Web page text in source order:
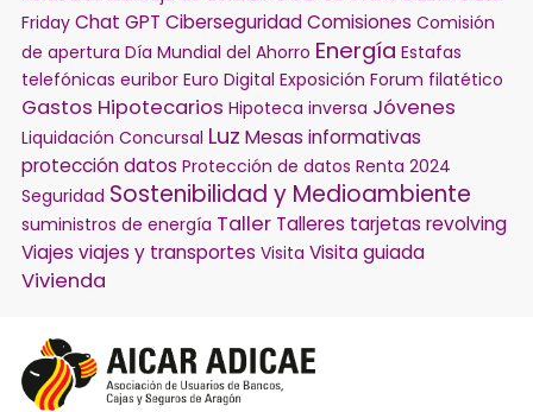
Friday Chat GPT CiberseguridadComisiones Comisión
de apertura Día Mundial del Ahorro Energía Estafas
telefónicas euribor Euro Digital Exposición Forum filatético
Gastos Hipotecarios Hipoteca inversa Jóvenes
Liquidación Concursal Luz Mesas informativas
protección datos Protección de datos Renta 2024
Seguridad Sostenibilidad y Medioambiente
suministros de energía Taller Talleres tarjetas revolving
Viajes viajes y transportes Visita Visita guiada
Vivienda